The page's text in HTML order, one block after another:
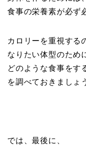
食事の栄養素が必ず
カロリーを重視する
なりたい体型のため
どのような食事をす
を調べておきましょ
では、最後に、